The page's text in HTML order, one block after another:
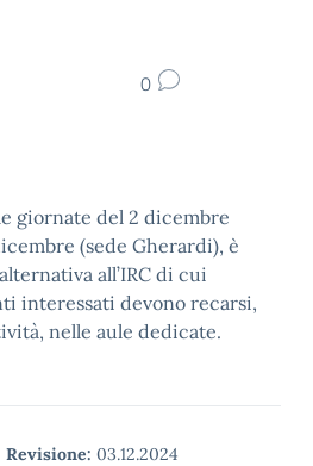
0
giornate del 2 dicembre
(sede Gherardi), è
all’IRC di cui
interessati devono recarsi,
nelle aule dedicate.
Revisione: 03.12.2024